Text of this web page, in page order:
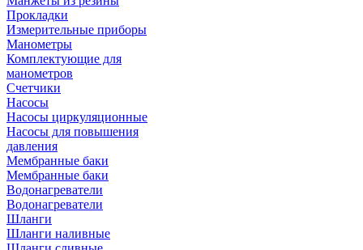
Прокладки
Измерительные приборы
Манометры
Комплектующие для
манометров
Счетчики
Насосы
Насосы циркуляционные
Насосы для повышения
давления
Мембранные баки
Мембранные баки
Водонагреватели
Водонагреватели
Шланги
Шланги наливные